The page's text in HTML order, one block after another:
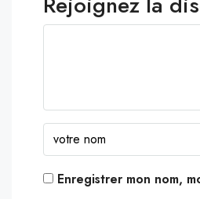
Enregistrer mon nom,